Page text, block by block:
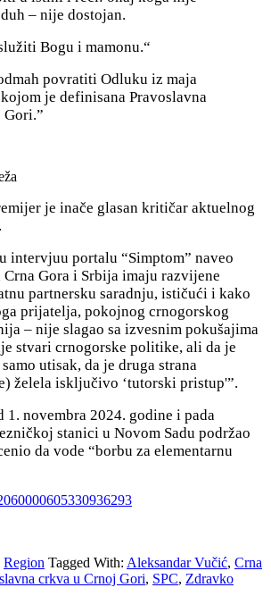
– nije dostojan.
Bogu i mamonu.“
povratiti Odluku iz maja
je definisana Pravoslavna
je inače glasan kritičar aktuelnog
intervjuu portalu “Simptom” naveo
Crna Gora i Srbija imaju razvijene
partnersku saradnju, ističući i kako
prijatelja, pokojnog crnogorskog
– nije slagao sa izvesnim pokušajima
stvari crnogorske politike, ali da je
utisak, da je druga strana
želela isključivo ‘tutorski pristup'”.
1. novembra 2024. godine i pada
stanici u Novom Sadu podržao
da vode “borbu za elementarnu
Region Tagged With: Aleksandar Vučić, Crna
crkva u Crnoj Gori, SPC, Zdravko